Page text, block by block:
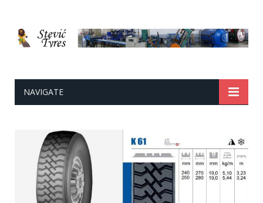
NAVIGATE